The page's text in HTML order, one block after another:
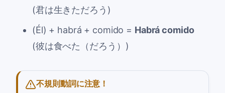
(君は生きただろう)
(Él) + habrá + comido = Habrá comido
(彼は食べた（だろう）)
不規則動詞に注意！